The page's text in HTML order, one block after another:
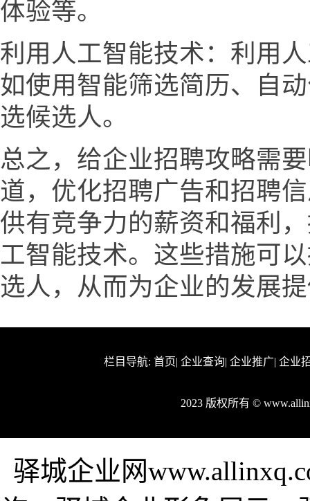
体验等。
利用人工智能技术：利用
如使用智能筛选简历、自
选候选人。
总之，给企业招聘攻略需
道，优化招聘广告和招聘
供有竞争力的薪资和福利
工智能技术。这些措施可
选人，从而为企业的发展
栏目导航: 首页| 企业查询| 企业推广| 企业
2023 版权所有 ©
驿城企业网